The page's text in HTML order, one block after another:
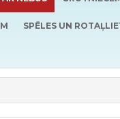
SPĒLES UN